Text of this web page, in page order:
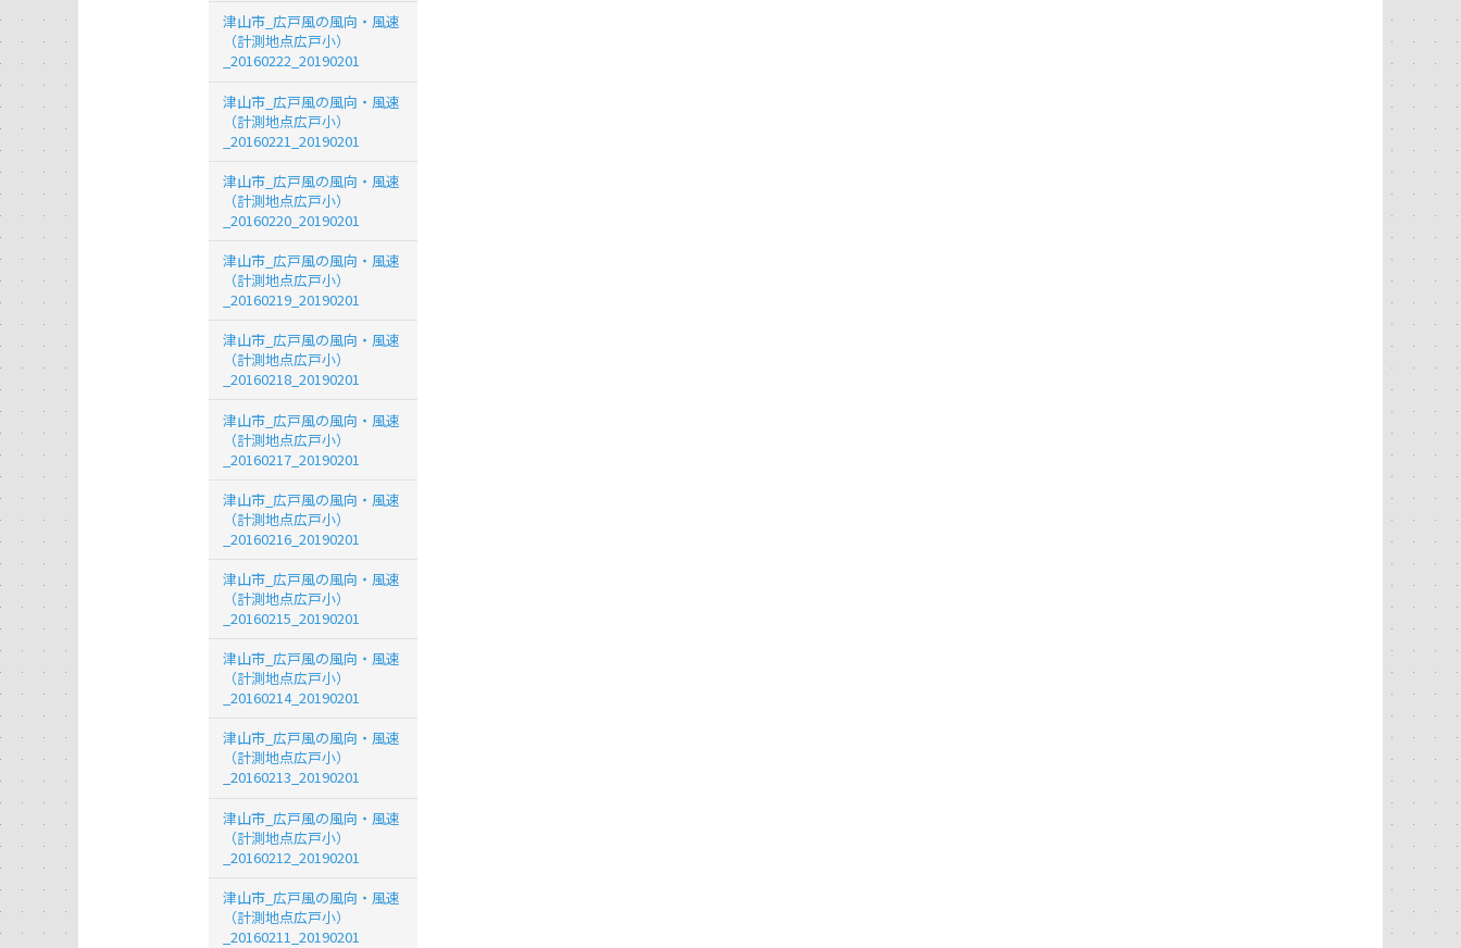
津山市_広戸風の風向・風速
（計測地点広戸小）
_20160222_20190201
津山市_広戸風の風向・風速
（計測地点広戸小）
_20160221_20190201
津山市_広戸風の風向・風速
（計測地点広戸小）
_20160220_20190201
津山市_広戸風の風向・風速
（計測地点広戸小）
_20160219_20190201
津山市_広戸風の風向・風速
（計測地点広戸小）
_20160218_20190201
津山市_広戸風の風向・風速
（計測地点広戸小）
_20160217_20190201
津山市_広戸風の風向・風速
（計測地点広戸小）
_20160216_20190201
津山市_広戸風の風向・風速
（計測地点広戸小）
_20160215_20190201
津山市_広戸風の風向・風速
（計測地点広戸小）
_20160214_20190201
津山市_広戸風の風向・風速
（計測地点広戸小）
_20160213_20190201
津山市_広戸風の風向・風速
（計測地点広戸小）
_20160212_20190201
津山市_広戸風の風向・風速
（計測地点広戸小）
_20160211_20190201